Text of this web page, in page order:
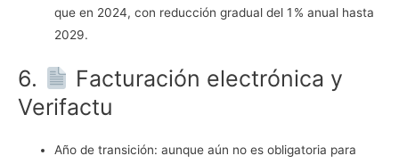
que en 2024, con reducción gradual del 1 % anual hasta
2029.
6.
Facturación electrónica y
Verifactu
Año de transición: aunque aún no es obligatoria para